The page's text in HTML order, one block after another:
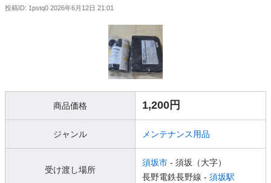
投稿ID: 1pstq0 2026年6月12日 21:01
商品価格 1,200円
ジャンル メンテナンス用品
受け渡し場所
須坂市 - 須坂（大字）
長野電鉄長野線 - 須坂駅